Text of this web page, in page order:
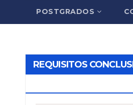
POSTGRADOS
REQUISITOS